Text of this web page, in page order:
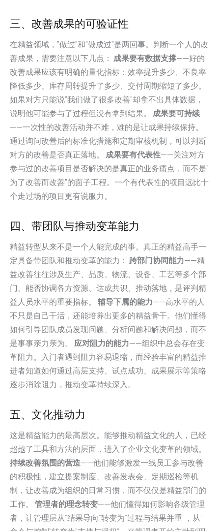
三、改善成果的可验证性
在精益领域，”做过”和”做成过”是两回事。判断一个人的改
善成果，需要注意以下几点： 成果要有数据支撑——好的
改善成果应该有明确的量化指标：效率提升多少、不良率
降低多少、库存周转提升了多少、交付周期缩短了多少。
如果对方只能说”我们做了很多改善”却拿不出具体数据，
说明他可能参与了过程但没有拿到结果。 成果要可持续
——一次性的改善活动并不难，难的是让成果持续保持。
通过询问改善后的标准化措施和定期审核机制，可以判断
对方的改善是否真正落地。 成果要有代表性——关注对方
参与过的改善项目是否解决的是真正的业务痛点，而不是”
为了改善而改善”的面子工程。一个有代表性的项目远比十
个走过场的项目更有说服力。
四、带团队与推动变革能力
精益转型从来不是一个人能完成的事。真正的精益高手一
定具备带团队和推动变革的能力： 跨部门协同能力——精
益改善往往涉及生产、品质、物流、设备、工艺等多个部
门。能否协调各方资源、达成共识、推动落地，是评判精
益人员水平的重要指标。 辅导下属的能力——高水平的人
不只是自己干活，还能培养出更多的精益骨干。他们懂得
如何引导团队成员发现问题、分析问题和解决问题，而不
是事事亲力亲为。 应对阻力的能力——组织中总会存在变
革阻力。入门者遇到阻力容易退缩，而经验丰富的精益推
进者知道如何通过高层支持、试点成功、成果展示等策略
逐步消除阻力，推动变革持续深入。
五、文化推动力
这是精益能力的最高层次。能够推动精益文化的人，已经
超越了工具和方法的层面，进入了企业文化变革的领域。
持续改善氛围的营造——他们能够激发一线员工参与改善
的积极性，建立提案制度、改善发表会、定期巡检等机
制，让改善成为组织的日常习惯，而不仅仅是精益部门的
工作。 管理者的理念转变——他们懂得如何影响各级管理
者，让管理层从”结果导向”转变为”过程与结果并重”，从”